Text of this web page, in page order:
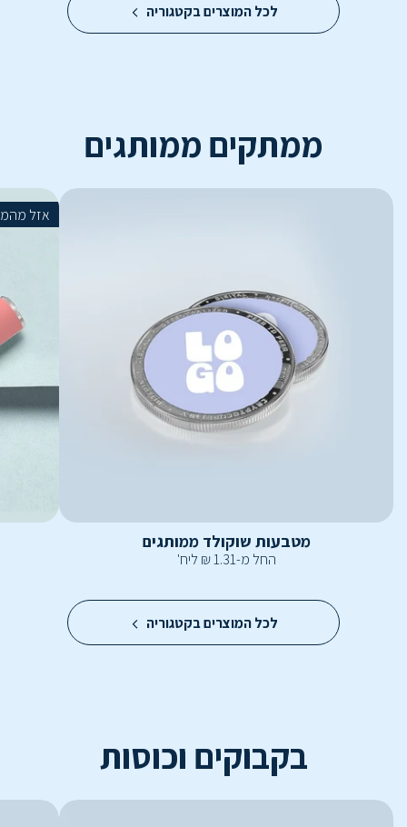
לכל המוצרים בקטגוריה
ממתקים ממותגים
מטבעות שוקולד ממותגים
החל מ-1.31
₪ ליח'
אזל
לכל המוצרים בקטגוריה
בקבוקים וכוסות